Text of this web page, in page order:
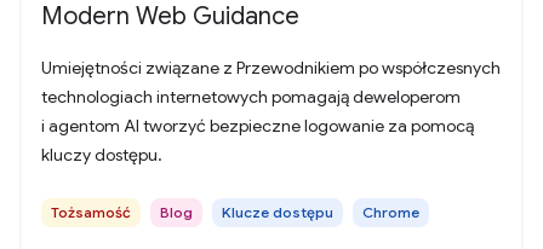
Modern Web Guidance
Umiejętności związane z Przewodnikiem po współczesnych
technologiach internetowych pomagają deweloperom
i agentom AI tworzyć bezpieczne logowanie za pomocą
kluczy dostępu.
Tożsamość Blog Klucze dostępu Chrome